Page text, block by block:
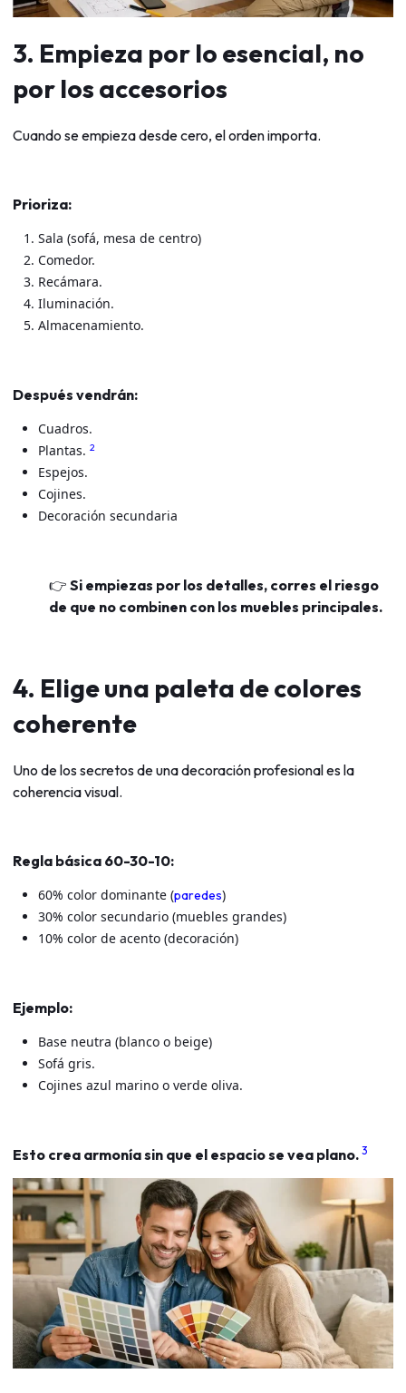
3. Empieza por lo esencial, no
por los accesorios
Cuando se empieza desde cero, el orden importa.
Prioriza:
Sala (sofá, mesa de centro)
Comedor.
Recámara.
Iluminación.
Almacenamiento.
Después vendrán:
Cuadros.
Plantas. 2
Espejos.
Cojines.
Decoración secundaria
👉 Si empiezas por los detalles, corres el riesgo
de que no combinen con los muebles principales.
4. Elige una paleta de colores
coherente
Uno de los secretos de una decoración profesional es la
coherencia visual.
Regla básica 60-30-10:
60% color dominante (paredes)
30% color secundario (muebles grandes)
10% color de acento (decoración)
Ejemplo:
Base neutra (blanco o beige)
Sofá gris.
Cojines azul marino o verde oliva.
Esto crea armonía sin que el espacio se vea plano. 3